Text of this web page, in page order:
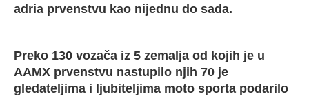
adria prvenstvu kao nijednu do sada.
Preko 130 vozača iz 5 zemalja od kojih je u
AAMX prvenstvu nastupilo njih 70 je
gledateljima i ljubiteljima moto sporta podarilo